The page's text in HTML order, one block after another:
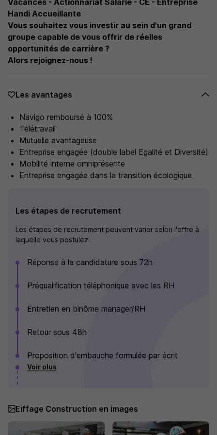
Vacances - Actionnariat Salarié - CE - Entreprise
Handi Accueillante
Vous souhaitez vous investir au sein d'un grand
groupe capable de vous offrir de réelles
opportunités de carrière ?
Alors rejoignez-nous !
Les avantages
Navigo remboursé à 100%
Télétravail
Mutuelle avantageuse
Entreprise engagée (double label Egalité et Diversité)
Mobilité interne omniprésente
Entreprise engagée dans la transition écologique
Les étapes de recrutement
Les étapes de recrutement peuvent varier selon l'offre à
laquelle vous postulez.
Réponse à la candidature sous 72h
Préqualification téléphonique avec les RH
Entretien en binôme manager/RH
Retour sous 48h
Proposition d'embauche formulée par écrit
Voir plus
Eiffage Construction en images